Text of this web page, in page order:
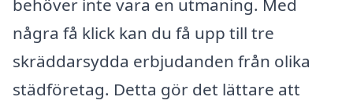
behöver inte vara en utmaning. Med
några få klick kan du få upp till tre
skräddarsydda erbjudanden från olika
städföretag. Detta gör det lättare att